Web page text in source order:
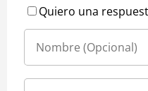
Quiero una